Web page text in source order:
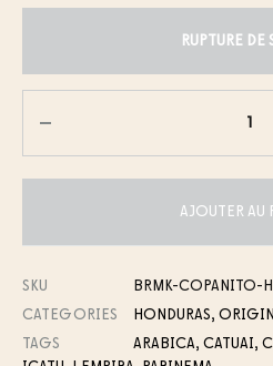
RUPTURE DE
AJOUTER AU
SKU
BRMK-COPANITO-
CATEGORIES
HONDURAS,
TAGS
ARABICA, CATUAI,